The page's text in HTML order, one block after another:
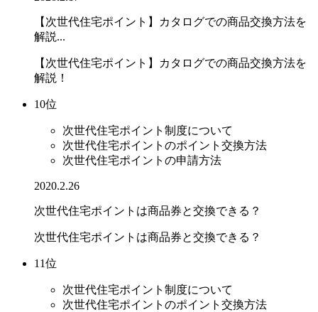
【次世代住宅ポイント】カタログでの商品交換方法を
解説...
【次世代住宅ポイント】カタログでの商品交換方法を
解説！
10位
次世代住宅ポイント制度について
次世代住宅ポイントのポイント交換方法
次世代住宅ポイントの申請方法
2020.2.26
次世代住宅ポイントは商品券と交換できる？
次世代住宅ポイントは商品券と交換できる？
11位
次世代住宅ポイント制度について
次世代住宅ポイントのポイント交換方法